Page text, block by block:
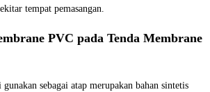
tempat pemasangan.
PVC pada Tenda Membrane
sebagai atap merupakan bahan sintetis